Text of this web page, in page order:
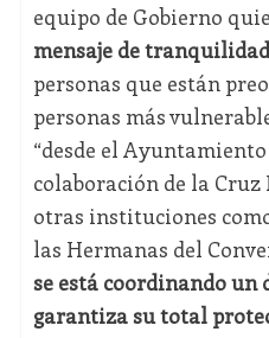
equipo de Gobierno
mensaje de tranquilidad
personas que están
personas más
“desde el
colaboración de la
otras instituciones
las Hermanas del
se está coordinando un
garantiza su total